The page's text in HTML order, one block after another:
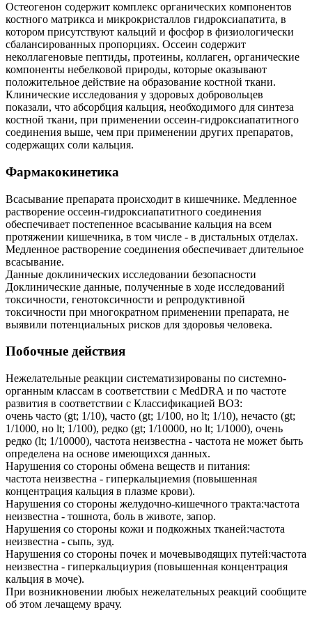
Остеогенон содержит комплекс органических компонентов
костного матрикса и микрокристаллов гидроксиапатита, в
котором присутствуют кальций и фосфор в физиологически
сбалансированных пропорциях. Оссеин содержит
неколлагеновые пептиды, протеины, коллаген, органические
компоненты небелковой природы, которые оказывают
положительное действие на образование костной ткани.
Клинические исследования у здоровых добровольцев
показали, что абсорбция кальция, необходимого для синтеза
костной ткани, при применении оссеин-гидроксиапатитного
соединения выше, чем при применении других препаратов,
содержащих соли кальция.
Фармакокинетика
Всасывание препарата происходит в кишечнике. Медленное
растворение оссеин-гидроксиапатитного соединения
обеспечивает постепенное всасывание кальция на всем
протяжении кишечника, в том числе - в дистальных отделах.
Медленное растворение соединения обеспечивает длительное
всасывание.
Данные доклинических исследовании безопасности
Доклинические данные, полученные в ходе исследований
токсичности, генотоксичности и репродуктивной
токсичности при многократном применении препарата, не
выявили потенциальных рисков для здоровья человека.
Побочные действия
Нежелательные реакции систематизированы по системно-
органным классам в соответствии с МеdDRА и по частоте
развития в соответствии с Классификацией ВОЗ:
очень часто (gt; 1/10), часто (gt; 1/100, но lt; 1/10), нечасто (gt;
1/1000, но lt; 1/100), редко (gt; 1/10000, но lt; 1/1000), очень
редко (lt; 1/10000), частота неизвестна - частота не может быть
определена на основе имеющихся данных.
Нарушения со стороны обмена веществ и питания:
частота неизвестна - гиперкальциемия (повышенная
концентрация кальция в плазме крови).
Нарушения со стороны желудочно-кишечного тракта:частота
неизвестна - тошнота, боль в животе, запор.
Нарушения со стороны кожи и подкожных тканей:частота
неизвестна - сыпь, зуд.
Нарушения со стороны почек и мочевыводящих путей:частота
неизвестна - гиперкальциурия (повышенная концентрация
кальция в моче).
При возникновении любых нежелательных реакций сообщите
об этом лечащему врачу.